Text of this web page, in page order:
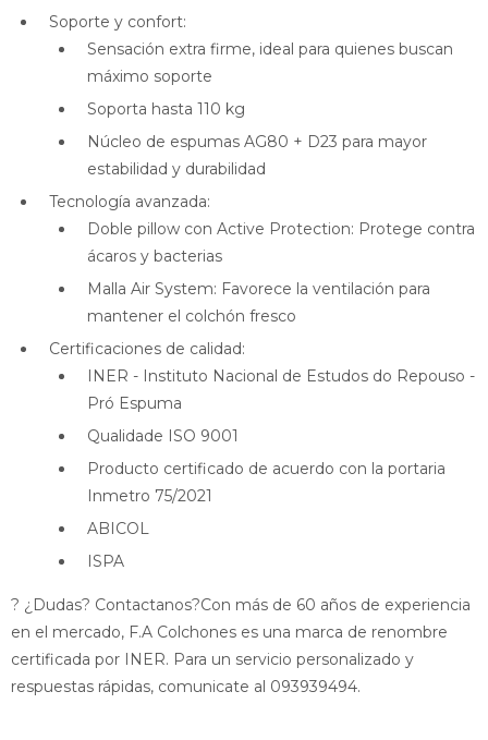
Soporte y confort:
Sensación extra firme, ideal para quienes buscan
máximo soporte
Soporta hasta 110 kg
Núcleo de espumas AG80 + D23 para mayor
estabilidad y durabilidad
Tecnología avanzada:
Doble pillow con Active Protection: Protege contra
ácaros y bacterias
Malla Air System: Favorece la ventilación para
mantener el colchón fresco
Certificaciones de calidad:
INER - Instituto Nacional de Estudos do Repouso -
Pró Espuma
Qualidade ISO 9001
Producto certificado de acuerdo con la portaria
Inmetro 75/2021
ABICOL
ISPA
? ¿Dudas? Contactanos?Con más de 60 años de experiencia
en el mercado, F.A Colchones es una marca de renombre
certificada por INER. Para un servicio personalizado y
respuestas rápidas, comunicate al 093939494.